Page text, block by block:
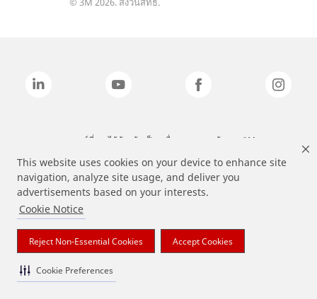
This website uses cookies on your device to enhance site
navigation, analyze site usage, and deliver you
advertisements based on your interests.
Cookie Notice
Reject Non-Essential Cookies Accept Cookies
Cookie Preferences
แบรนด์ที่ระบุไว้ข้างต้นเป็นเครื่องหมายการค้าของ 3M